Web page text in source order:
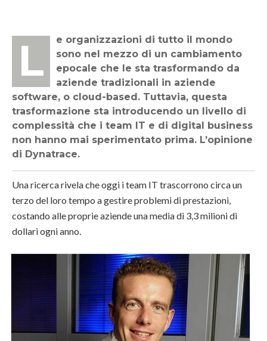
Le organizzazioni di tutto il mondo
sono nel mezzo di un cambiamento
epocale che le sta trasformando da
aziende tradizionali in aziende
software, o cloud-based. Tuttavia, questa
trasformazione sta introducendo un livello di
complessità che i team IT e di digital business
non hanno mai sperimentato prima. L’opinione
di Dynatrace.
Una ricerca rivela che oggi i team IT trascorrono circa un
terzo del loro tempo a gestire problemi di prestazioni,
costando alle proprie aziende una media di 3,3 milioni di
dollari ogni anno.